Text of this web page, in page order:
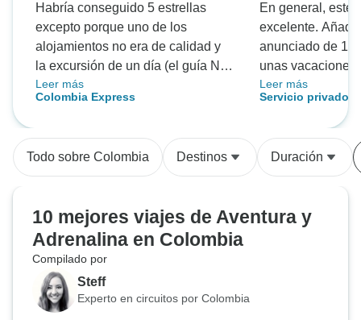
Habría conseguido 5 estrellas
excepto porque uno de los
alojamientos no era de calidad y
la excursión de un día (el guía NO
era una persona de G Adventure)
a Guatope era inexperto y poco
Leer más
Colombia Express
En general, este
excelente.
anunciado de 11
unas vacaciones
sentimos que
mejores
"The Colombia
todos los
nuestra adición,
fluida. Todo fue
Leer más
Servicio privado I
Colombia:
Medellín,
vuelos
Todo sobre Colombia Destinos Duración
10 mejores viajes de Aventura y
Adrenalina en Colombia
Compilado por
Steff
Experto en circuitos por Colombia